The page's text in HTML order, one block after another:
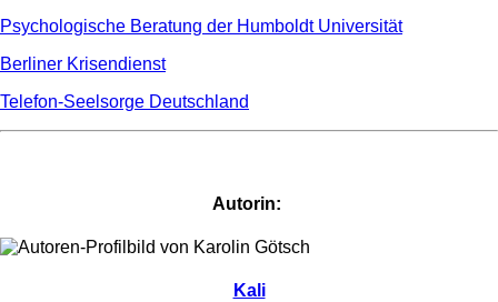
Psychologische Beratung der Humboldt Universität
Berliner Krisendienst
Telefon-Seelsorge Deutschland
Autorin:
Kali